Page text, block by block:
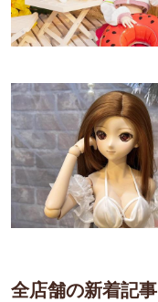
全店舗の新着記事